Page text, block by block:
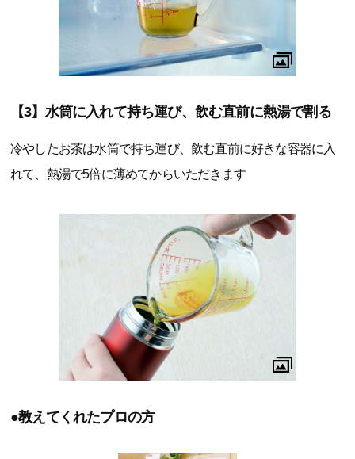
【3】水筒に入れて持ち運び、飲む直前に熱湯で割る
冷やしたお茶は水筒で持ち運び、飲む直前に好きな容器に入
れて、熱湯で5倍に薄めてからいただきます
●教えてくれたプロの方